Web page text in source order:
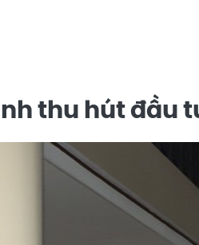
thu hút đầu